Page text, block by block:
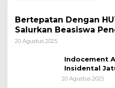
Bertepatan Dengan
Salurkan Beasiswa
Pelajar
20 Agustus 2025
Indocement
Insidental
Citeureup
20 Agustus 2025